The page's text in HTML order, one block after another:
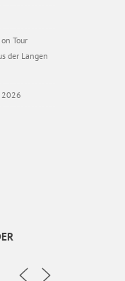
Tour
der Langen
2026